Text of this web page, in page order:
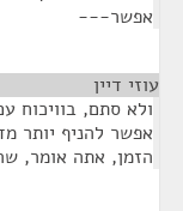
אפשר---
עוזי דיין
אפשר להניף יותר
הזמן, אתה אומר,